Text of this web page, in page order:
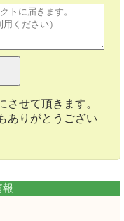
させて頂きます。
ありがとうござい
報